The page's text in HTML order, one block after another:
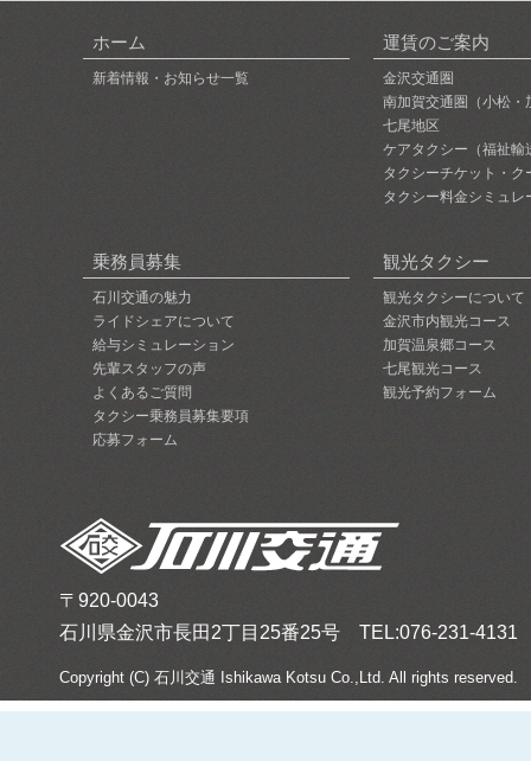
ホーム
新着情報・お知らせ一覧
運賃のご案内
金沢交通圏
南加賀交通圏（小松・
七尾地区
ケアタクシー（福祉輸
タクシーチケット・ク
タクシー料金シミュレ
乗務員募集
石川交通の魅力
ライドシェアについて
給与シミュレーション
先輩スタッフの声
よくあるご質問
タクシー乗務員募集要項
応募フォーム
観光タクシー
観光タクシーについて
金沢市内観光コース
加賀温泉郷コース
七尾観光コース
観光予約フォーム
〒920-0043
石川県金沢市長田2丁目25番25号 TEL:076-231-4131
Copyright (C) 石川交通 Ishikawa Kotsu Co.,Ltd. All rights reserved.